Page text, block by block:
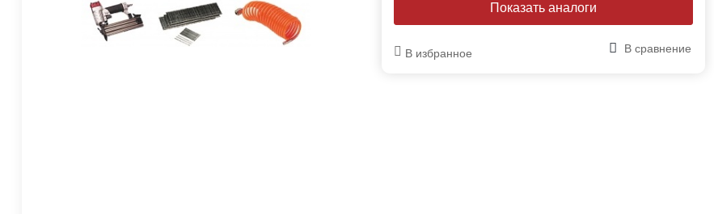
Показать аналоги
В избранное В сравнение